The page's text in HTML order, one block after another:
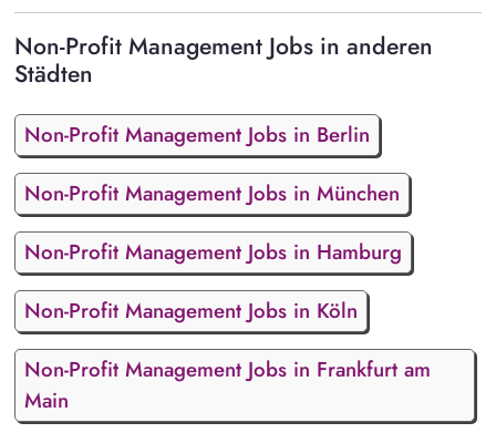
Non-Profit Management Jobs in anderen
Städten
Non-Profit Management Jobs in Berlin
Non-Profit Management Jobs in München
Non-Profit Management Jobs in Hamburg
Non-Profit Management Jobs in Köln
Non-Profit Management Jobs in Frankfurt am
Main